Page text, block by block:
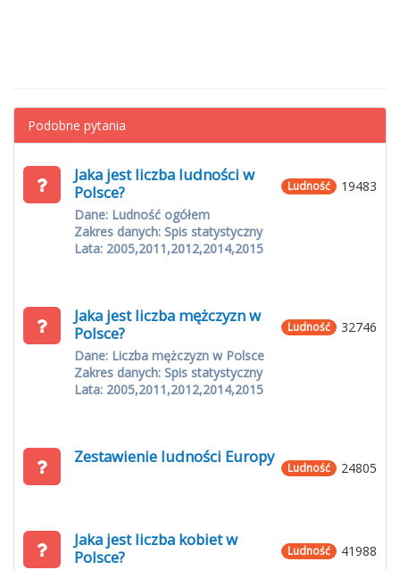
Podobne pytania
19483
Ludność
Jaka jest liczba ludności w
Polsce?
Dane: Ludność ogółem
Zakres danych: Spis statystyczny
Lata: 2005,2011,2012,2014,2015
32746
Ludność
Jaka jest liczba mężczyzn w
Polsce?
Dane: Liczba mężczyzn w Polsce
Zakres danych: Spis statystyczny
Lata: 2005,2011,2012,2014,2015
24805
Ludność
Zestawienie ludności Europy
41988
Ludność
Jaka jest liczba kobiet w
Polsce?